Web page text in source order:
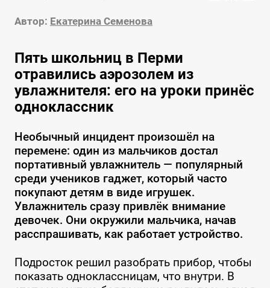
Автор: Екатерина Семенова
Пять школьниц в Перми
отравились аэрозолем из
увлажнителя: его на уроки принёс
одноклассник
Необычный инцидент произошёл на
перемене: один из мальчиков достал
портативный увлажнитель — популярный
среди учеников гаджет, который часто
покупают детям в виде игрушек.
Увлажнитель сразу привлёк внимание
девочек. Они окружили мальчика, начав
расспрашивать, как работает устройство.
Подросток решил разобрать прибор, чтобы
показать одноклассницам, что внутри. В